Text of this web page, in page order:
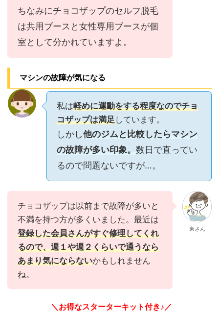
ちなみにチョコザップのセルフ脱毛
は共用ブースと女性専用ブースが個
室として分かれていますよ。
マシンの故障が気になる
私は軽めに運動をする程度なのでチョ
コザップは満足しています。
しかし他のジムと比較したらマシン
の故障が多い印象。 数日で直ってい
るので問題ないですが…。
チョコザップは以前まで故障が多いと
不満を持つ方が多くいました。最近は
登録した会員さんがすぐ修理してくれ
るので、週１や週２くらいで通うなら
あまり気にならないかもしれません
ね。
東さん
＼お得なスターターキット付き♪／